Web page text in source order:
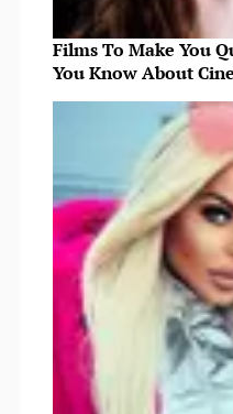
Films To Make You
You Know About